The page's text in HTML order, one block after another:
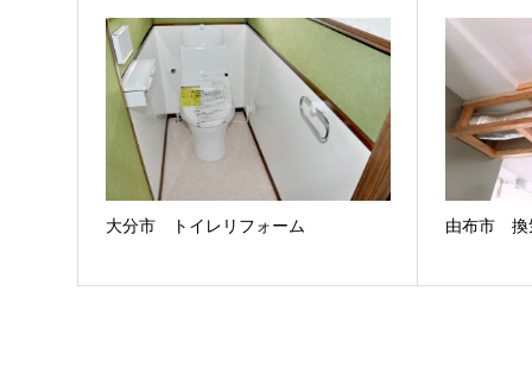
大分市 トイレリフォーム 由布市 換